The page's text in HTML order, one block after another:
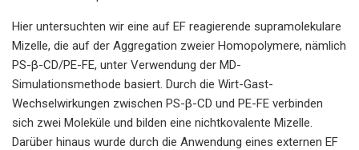
Hier untersuchten wir eine auf EF reagierende supramolekulare
Mizelle, die auf der Aggregation zweier Homopolymere, nämlich
PS-β-CD/PE-FE, unter Verwendung der MD-
Simulationsmethode basiert. Durch die Wirt-Gast-
Wechselwirkungen zwischen PS-β-CD und PE-FE verbinden
sich zwei Moleküle und bilden eine nichtkovalente Mizelle.
Darüber hinaus wurde durch die Anwendung eines externen EF